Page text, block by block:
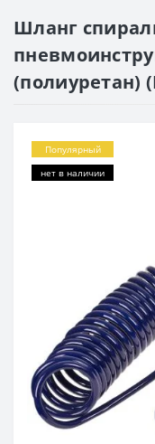
Шланг
(полиуретан)
Популярный
нет в наличии